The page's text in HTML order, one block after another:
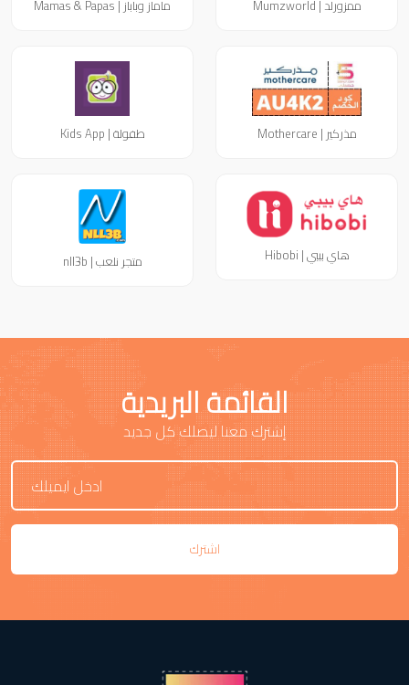
ممزورلد | Mumzworld ماماز وباباز | Mamas & Papas
مذركير | Mothercare طفولة | Kids App
هاي بيبي | Hibobi متجر نلعب | nll3b
القائمة البريدية
إشترك معنا ليصلك كل جديد
اشترك